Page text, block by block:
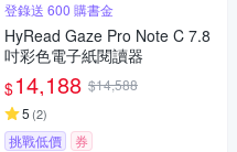
登錄送 600 購書金
HyRead Gaze Pro Note C 7.8
吋彩色電子紙閱讀器
$14,188 $14,588
5 (2)
挑戰低價 券